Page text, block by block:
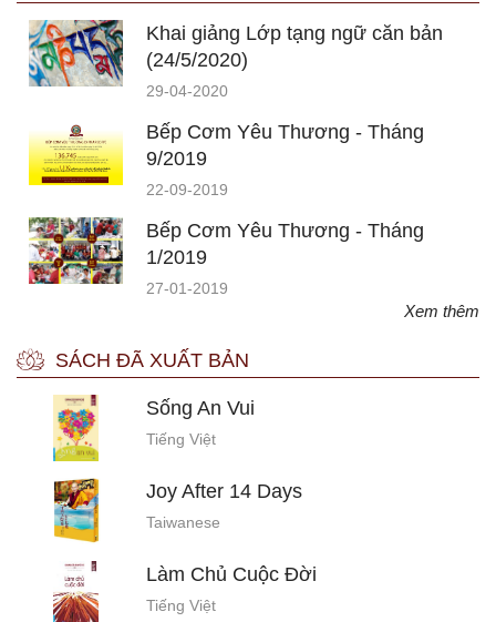
Khai giảng Lớp tạng ngữ căn bản
(24/5/2020)
29-04-2020
Bếp Cơm Yêu Thương - Tháng
9/2019
22-09-2019
Bếp Cơm Yêu Thương - Tháng
1/2019
27-01-2019
Xem thêm
SÁCH ĐÃ XUẤT BẢN
Sống An Vui
Tiếng Việt
Joy After 14 Days
Taiwanese
Làm Chủ Cuộc Đời
Tiếng Việt